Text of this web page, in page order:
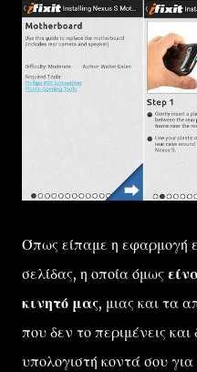
Όπως είπαμε η εφαρμογή
σελίδας, η οποία όμως
κινητό μας, μιας και τα
που δεν το περιμένεις
υπολογιστή κοντά σου